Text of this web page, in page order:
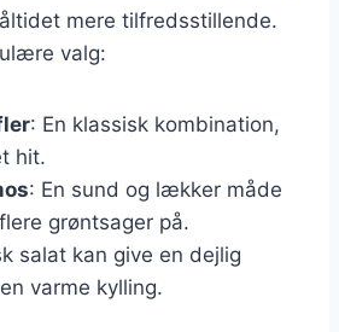
mere tilfredsstillende.
valg:
: En klassisk kombination,
hit.
: En sund og lækker måde
grøntsager på.
salat kan give en dejlig
varme kylling.